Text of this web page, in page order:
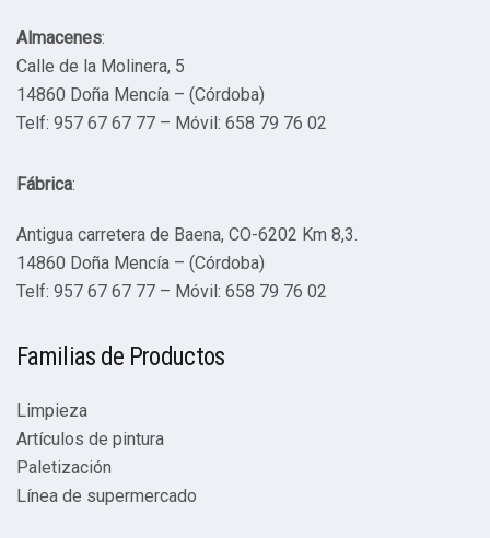
Almacenes:
Calle de la Molinera, 5
14860 Doña Mencía – (Córdoba)
Telf: 957 67 67 77 – Móvil: 658 79 76 02
Fábrica:
Antigua carretera de Baena, CO-6202 Km 8,3.
14860 Doña Mencía – (Córdoba)
Telf: 957 67 67 77 – Móvil: 658 79 76 02
Familias de Productos
Limpieza
Artículos de pintura
Paletización
Línea de supermercado